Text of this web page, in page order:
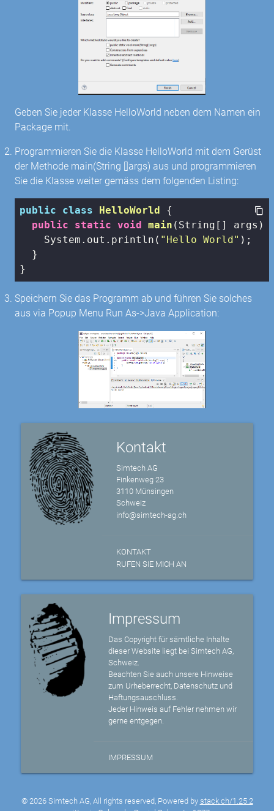
Geben Sie jeder Klasse HelloWorld neben dem Namen ein
Package mit.
Programmieren Sie die Klasse HelloWorld mit dem Gerüst
der Methode main(String []args) aus und programmieren
Sie die Klasse weiter gemäss dem folgenden Listing:
public class HelloWorld
{
public
static void main (String[] args)
    System.out.println(
"Hello World" );
  }
}
Speichern Sie das Programm ab und führen Sie solches
aus via Popup Menu Run As->Java Application:
Kontakt
Simtech AG
Finkenweg 23
3110 Münsingen
Schweiz
info@simtech-ag.ch
KONTAKT
RUFEN SIE MICH AN
Impressum
Das Copyright für sämtliche Inhalte
dieser Website liegt bei Simtech AG,
Schweiz.
Beachten Sie auch unsere Hinweise
zum Urheberrecht, Datenschutz und
Haftungsauschluss.
Jeder Hinweis auf Fehler nehmen wir
gerne entgegen.
IMPRESSUM
© 2026 Simtech AG, All rights reserved, Powered by stack.ch/1.25.2